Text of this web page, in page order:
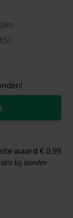
waard € 0,99
bij banden